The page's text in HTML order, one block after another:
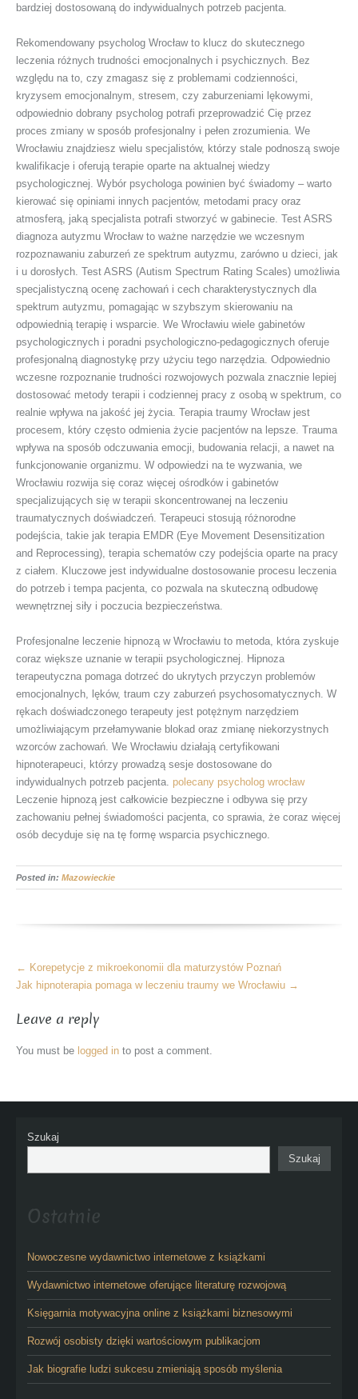
bardziej dostosowaną do indywidualnych potrzeb pacjenta.
Rekomendowany psycholog Wrocław to klucz do skutecznego
leczenia różnych trudności emocjonalnych i psychicznych. Bez
względu na to, czy zmagasz się z problemami codzienności,
kryzysem emocjonalnym, stresem, czy zaburzeniami lękowymi,
odpowiednio dobrany psycholog potrafi przeprowadzić Cię przez
proces zmiany w sposób profesjonalny i pełen zrozumienia. We
Wrocławiu znajdziesz wielu specjalistów, którzy stale podnoszą swoje
kwalifikacje i oferują terapie oparte na aktualnej wiedzy
psychologicznej. Wybór psychologa powinien być świadomy – warto
kierować się opiniami innych pacjentów, metodami pracy oraz
atmosferą, jaką specjalista potrafi stworzyć w gabinecie. Test ASRS
diagnoza autyzmu Wrocław to ważne narzędzie we wczesnym
rozpoznawaniu zaburzeń ze spektrum autyzmu, zarówno u dzieci, jak
i u dorosłych. Test ASRS (Autism Spectrum Rating Scales) umożliwia
specjalistyczną ocenę zachowań i cech charakterystycznych dla
spektrum autyzmu, pomagając w szybszym skierowaniu na
odpowiednią terapię i wsparcie. We Wrocławiu wiele gabinetów
psychologicznych i poradni psychologiczno-pedagogicznych oferuje
profesjonalną diagnostykę przy użyciu tego narzędzia. Odpowiednio
wczesne rozpoznanie trudności rozwojowych pozwala znacznie lepiej
dostosować metody terapii i codziennej pracy z osobą w spektrum, co
realnie wpływa na jakość jej życia. Terapia traumy Wrocław jest
procesem, który często odmienia życie pacjentów na lepsze. Trauma
wpływa na sposób odczuwania emocji, budowania relacji, a nawet na
funkcjonowanie organizmu. W odpowiedzi na te wyzwania, we
Wrocławiu rozwija się coraz więcej ośrodków i gabinetów
specjalizujących się w terapii skoncentrowanej na leczeniu
traumatycznych doświadczeń. Terapeuci stosują różnorodne
podejścia, takie jak terapia EMDR (Eye Movement Desensitization
and Reprocessing), terapia schematów czy podejścia oparte na pracy
z ciałem. Kluczowe jest indywidualne dostosowanie procesu leczenia
do potrzeb i tempa pacjenta, co pozwala na skuteczną odbudowę
wewnętrznej siły i poczucia bezpieczeństwa.
Profesjonalne leczenie hipnozą w Wrocławiu to metoda, która zyskuje
coraz większe uznanie w terapii psychologicznej. Hipnoza
terapeutyczna pomaga dotrzeć do ukrytych przyczyn problemów
emocjonalnych, lęków, traum czy zaburzeń psychosomatycznych. W
rękach doświadczonego terapeuty jest potężnym narzędziem
umożliwiającym przełamywanie blokad oraz zmianę niekorzystnych
wzorców zachowań. We Wrocławiu działają certyfikowani
hipnoterapeuci, którzy prowadzą sesje dostosowane do
indywidualnych potrzeb pacjenta. polecany psycholog wrocław
Leczenie hipnozą jest całkowicie bezpieczne i odbywa się przy
zachowaniu pełnej świadomości pacjenta, co sprawia, że coraz więcej
osób decyduje się na tę formę wsparcia psychicznego.
Posted in: Mazowieckie
More
Articles
← Korepetycje z mikroekonomii dla maturzystów Poznań
Jak hipnoterapia pomaga w leczeniu traumy we Wrocławiu →
Leave a reply
You must be logged in to post a comment.
Szukaj
Szukaj
Ostatnie
Nowoczesne wydawnictwo internetowe z książkami
Wydawnictwo internetowe oferujące literaturę rozwojową
Księgarnia motywacyjna online z książkami biznesowymi
Rozwój osobisty dzięki wartościowym publikacjom
Jak biografie ludzi sukcesu zmieniają sposób myślenia